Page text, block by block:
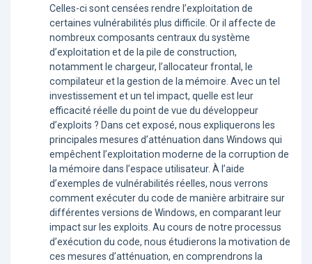
Celles-ci sont censées rendre l’exploitation de
certaines vulnérabilités plus difficile. Or il affecte de
nombreux composants centraux du système
d’exploitation et de la pile de construction,
notamment le chargeur, l’allocateur frontal, le
compilateur et la gestion de la mémoire. Avec un tel
investissement et un tel impact, quelle est leur
efficacité réelle du point de vue du développeur
d’exploits ? Dans cet exposé, nous expliquerons les
principales mesures d’atténuation dans Windows qui
empêchent l’exploitation moderne de la corruption de
la mémoire dans l’espace utilisateur. À l’aide
d’exemples de vulnérabilités réelles, nous verrons
comment exécuter du code de manière arbitraire sur
différentes versions de Windows, en comparant leur
impact sur les exploits. Au cours de notre processus
d’exécution du code, nous étudierons la motivation de
ces mesures d’atténuation, en comprendrons la